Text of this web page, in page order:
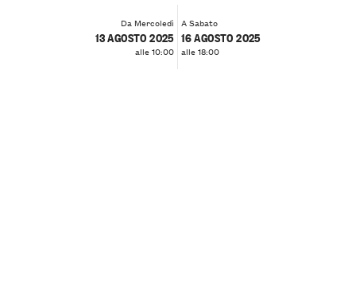
Da Mercoledì
13 AGOSTO 2025
alle 10:00
A Sabato
16 AGOSTO 2025
alle 18:00